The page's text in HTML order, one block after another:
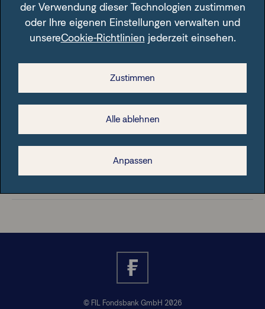
Rechtliche Hinweise
Nützliche Informationen
© FIL Fondsbank GmbH 2026
der Verwendung dieser Technologien zustimmen
oder Ihre eigenen Einstellungen verwalten und
unsereCookie-Richtlinien jederzeit einsehen.
Zustimmen
Alle ablehnen
Anpassen